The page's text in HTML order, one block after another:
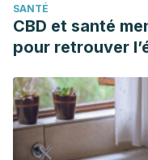
Advances in Nutrition
doi:10.3945/
https://
Luo, S., Monterosso,
(2015). Differential
brain and appetitive
for food rewards.
SANTÉ
CBD et santé
pour retrouver